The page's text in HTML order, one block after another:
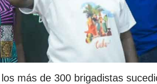
más de 300 brigadistas